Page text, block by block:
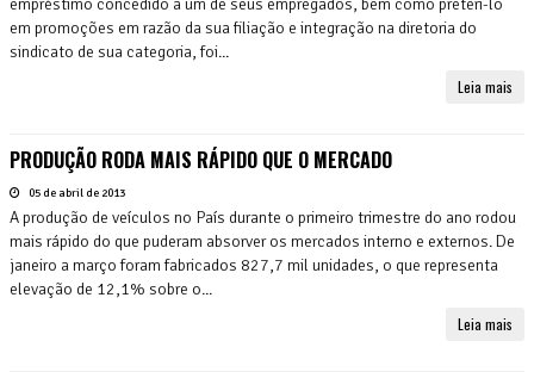
em promoções em razão da sua filiação e integração na diretoria do
sindicato de sua categoria, foi...
Leia mais
PRODUÇÃO RODA MAIS RÁPIDO QUE O MERCADO
05 de abril de 2013
A produção de veículos no País durante o primeiro trimestre do ano rodou
mais rápido do que puderam absorver os mercados interno e externos. De
janeiro a março foram fabricados 827,7 mil unidades, o que representa
elevação de 12,1% sobre o...
Leia mais